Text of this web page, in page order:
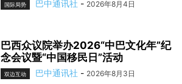
国际局势 巴中通讯社 - 2026年8月4日
巴西众议院举办2026“中巴文化年”纪
念会议暨“中国移民日”活动
双边互动 巴中通讯社 - 2026年8月3日